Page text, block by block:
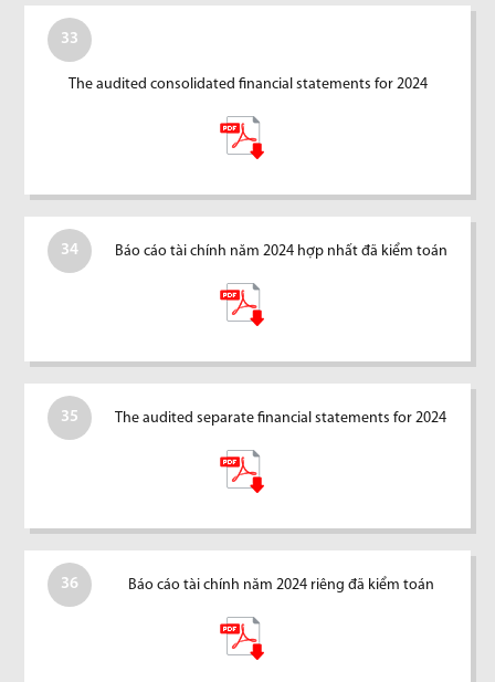
33
The audited consolidated financial statements for 2024
34 Báo cáo tài chính năm 2024 hợp nhất đã kiểm toán
35 The audited separate financial statements for 2024
36 Báo cáo tài chính năm 2024 riêng đã kiểm toán